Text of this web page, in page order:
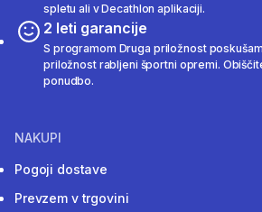
spletu ali v Decathlon aplikaciji.
2 leti garancije
S programom Druga priložnost
priložnost rabljeni športni opremi.
ponudbo.
NAKUPI
Pogoji dostave
Prevzem v trgovini